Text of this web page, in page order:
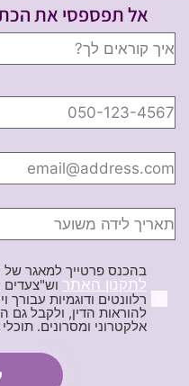
אל תפספסי את
בהכנס פרטייך למאגר של
לתקנון האתר וש"צעדים
רלוונטים ודוגמיות
להוראות הדין, ולקבל גם
אלקטרוני ומסרונים. תוכלי להסיר את הרישום בכל עת